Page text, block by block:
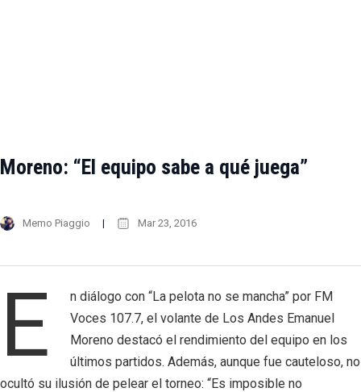
Moreno: “El equipo sabe a qué juega”
Memo Piaggio Mar 23, 2016
E
n diálogo con “La pelota no se mancha” por FM
Voces 107.7, el volante de Los Andes Emanuel
Moreno destacó el rendimiento del equipo en los
últimos partidos. Además, aunque fue cauteloso, no
ocultó su ilusión de pelear el torneo: “Es imposible no